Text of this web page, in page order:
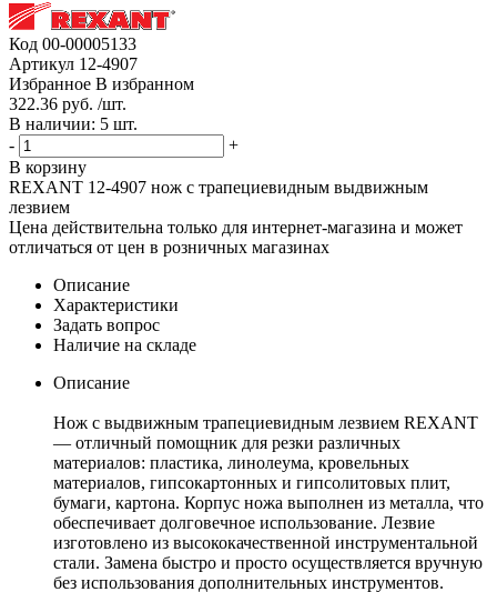
Код 00-00005133
Артикул 12-4907
Избранное В избранном
322.36 руб. /шт.
В наличии: 5 шт.
-
+
В корзину
REXANT 12-4907 нож с трапециевидным выдвижным
лезвием
Цена действительна только для интернет-магазина и может
отличаться от цен в розничных магазинах
Описание
Характеристики
Задать вопрос
Наличие на складе
Описание
Нож с выдвижным трапециевидным лезвием REXANT
— отличный помощник для резки различных
материалов: пластика, линолеума, кровельных
материалов, гипсокартонных и гипсолитовых плит,
бумаги, картона. Корпус ножа выполнен из металла, что
обеспечивает долговечное использование. Лезвие
изготовлено из высококачественной инструментальной
стали. Замена быстро и просто осуществляется вручную
без использования дополнительных инструментов.